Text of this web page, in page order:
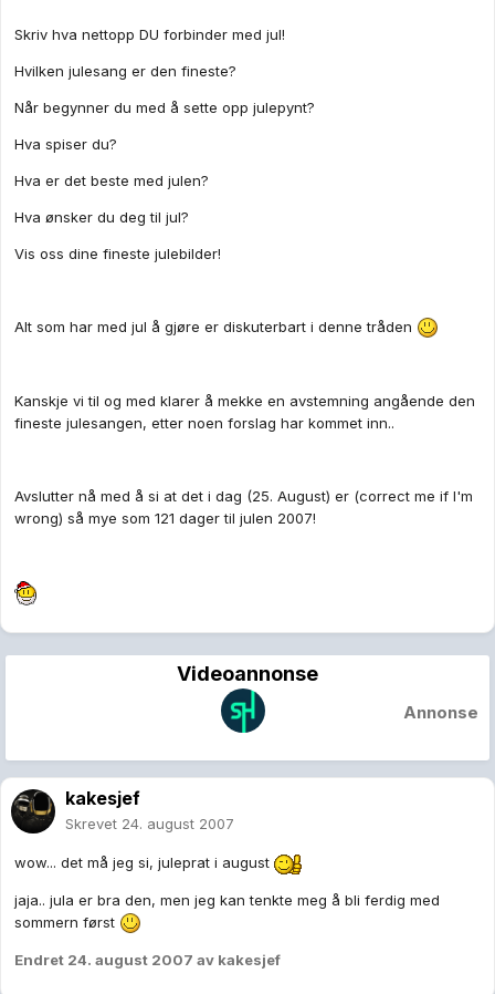
Skriv hva nettopp DU forbinder med jul!
Hvilken julesang er den fineste?
Når begynner du med å sette opp julepynt?
Hva spiser du?
Hva er det beste med julen?
Hva ønsker du deg til jul?
Vis oss dine fineste julebilder!
Alt som har med jul å gjøre er diskuterbart i denne tråden
Kanskje vi til og med klarer å mekke en avstemning angående den
fineste julesangen, etter noen forslag har kommet inn..
Avslutter nå med å si at det i dag (25. August) er (correct me if I'm
wrong) så mye som 121 dager til julen 2007!
Videoannonse
Annonse
kakesjef
Skrevet 24. august 2007
wow... det må jeg si, juleprat i august
jaja.. jula er bra den, men jeg kan tenkte meg å bli ferdig med
sommern først
Endret 24. august 2007 av kakesjef